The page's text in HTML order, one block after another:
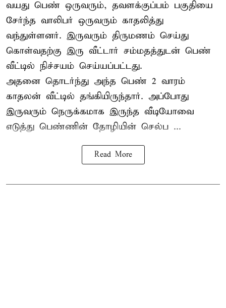
வயது பெண் ஒருவரும், தவளக்குப்பம் பகுதியை
சேர்ந்த வாலிபர் ஒருவரும் காதலித்து
வந்துள்ளனர். இருவரும் திருமணம் செய்து
கொள்வதற்கு இரு வீட்டார் சம்மதத்துடன் பெண்
வீட்டில் நிச்சயம் செய்யப்பட்டது.
அதனை தொடர்ந்து அந்த பெண் 2 வாரம்
காதலன் வீட்டில் தங்கியிருந்தார். அப்போது
இருவரும் நெருக்கமாக இருந்த வீடியோவை
எடுத்து பெண்ணின் தோழியின் செல்ப ...
Read More